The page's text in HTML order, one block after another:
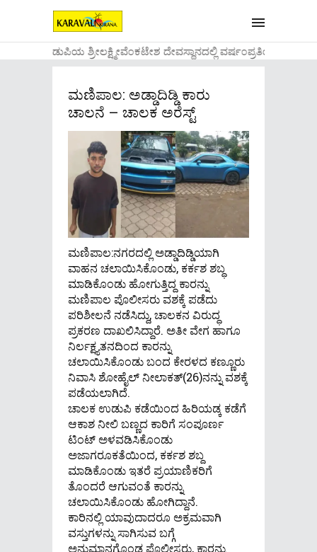
....ಉಡುಪಿಯ ಶ್ರೀಲಕ್ಷ್ಮೀವೆ೦ಕಟೇಶ ದೇವಸ್ಥಾನದಲ್ಲಿ ವರ್ಷ೦ಪ್ರತಿಯ
ಮಣಿಪಾಲ: ಅಡ್ಡಾದಿಡ್ಡಿ ಕಾರು
ಚಾಲನೆ – ಚಾಲಕ ಅರೆಸ್ಟ್
ಮಣಿಪಾಲ:ನಗರದಲ್ಲಿ ಅಡ್ಡಾದಿಡ್ಡಿಯಾಗಿ
ವಾಹನ ಚಲಾಯಿಸಿಕೊಂಡು, ಕರ್ಕಶ ಶಬ್ಧ
ಮಾಡಿಕೊಂಡು ಹೋಗುತ್ತಿದ್ದ ಕಾರನ್ನು
ಮಣಿಪಾಲ ಪೊಲೀಸರು ವಶಕ್ಕೆ ಪಡೆದು
ಪರಿಶೀಲನೆ ನಡೆಸಿದ್ದು, ಚಾಲಕನ ವಿರುದ್ಧ
ಪ್ರಕರಣ ದಾಖಲಿಸಿದ್ದಾರೆ. ಅತೀ ವೇಗ ಹಾಗೂ
ನಿರ್ಲಕ್ಷ್ಯತನದಿಂದ ಕಾರನ್ನು
ಚಲಾಯಿಸಿಕೊಂಡು ಬಂದ ಕೇರಳದ ಕಣ್ಣೂರು
ನಿವಾಸಿ ಶೋಹೈಲ್ ನೀಲಾಕತ್(26)ನನ್ನು ವಶಕ್ಕೆ
ಪಡೆಯಲಾಗಿದೆ.
ಚಾಲಕ ಉಡುಪಿ ಕಡೆಯಿಂದ ಹಿರಿಯಡ್ಕ ಕಡೆಗೆ
ಆಕಾಶ ನೀಲಿ ಬಣ್ಣದ ಕಾರಿಗೆ ಸಂಪೂರ್ಣ
ಟಿಂಟ್ ಅಳವಡಿಸಿಕೊಂಡು
ಅಜಾಗರೂಕತೆಯಿಂದ, ಕರ್ಕಶ ಶಬ್ದ
ಮಾಡಿಕೊಂಡು ಇತರೆ ಪ್ರಯಾಣಿಕರಿಗೆ
ತೊಂದರೆ ಆಗುವಂತೆ ಕಾರನ್ನು
ಚಲಾಯಿಸಿಕೊಂಡು ಹೋಗಿದ್ದಾನೆ.
ಕಾರಿನಲ್ಲಿ ಯಾವುದಾದರೂ ಅಕ್ರಮವಾಗಿ
ವಸ್ತುಗಳನ್ನು ಸಾಗಿಸುವ ಬಗ್ಗೆ
ಅನುಮಾನಗೊಂಡ ಪೊಲೀಸರು, ಕಾರನ್ನು